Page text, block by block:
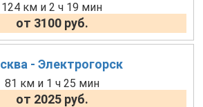
124 км и 2 ч 19 мин
от 3100 руб.
- Электрогорск
81 км и 1 ч 25 мин
от 2025 руб.